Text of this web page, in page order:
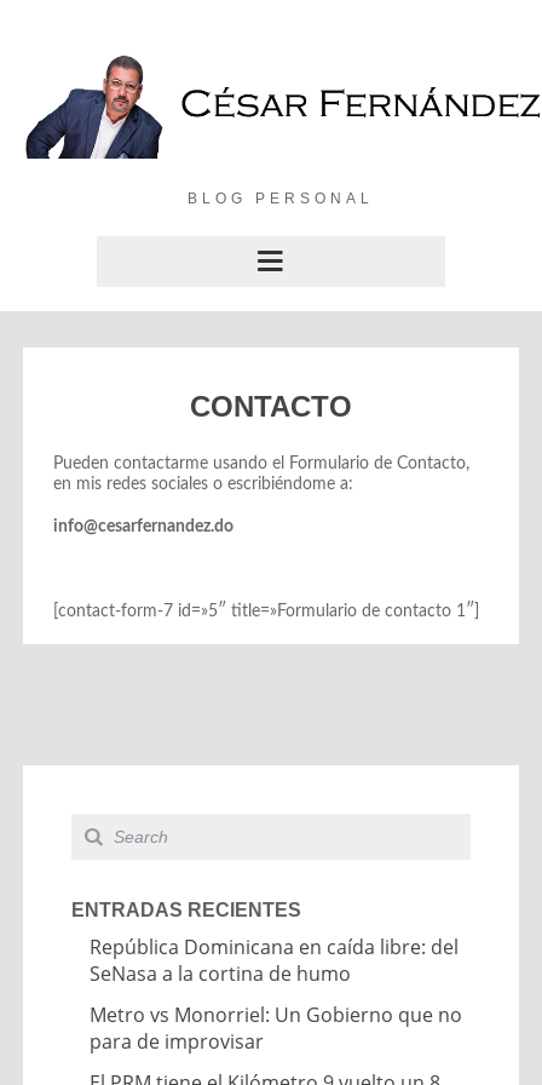
BLOG PERSONAL
CONTACTO
Pueden contactarme usando el Formulario de Contacto,
en mis redes sociales o escribiéndome a:
info@cesarfernandez.do
[contact-form-7 id=»5″ title=»Formulario de contacto 1″]
ENTRADAS RECIENTES
República Dominicana en caída libre: del
SeNasa a la cortina de humo
Metro vs Monorriel: Un Gobierno que no
para de improvisar